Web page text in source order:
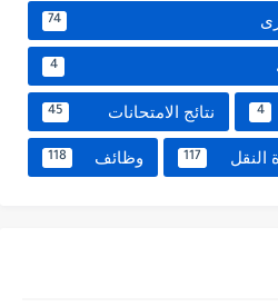
74
4
4 نتائج الامتحانات 45
النقل 117 وظائف 118